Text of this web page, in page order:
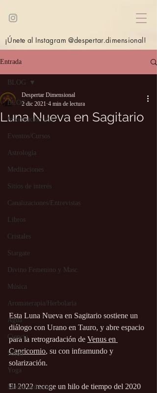
¡Únete al Instagram @despertar.dimensional!
Entrada
BLOG
Información útil
Eventos/Cursos
Astrología
Meditaciones
Sitios de interés
Canalizaciones/Entrevistas
Libros
Cristales
Stargate
Divino Femenino y Masc.
Música
Aromaterapia/Herbolaria
Agua
Ciencia
Salud
Yoga
Medio ambiente
BLOG
Luna Nueva en Sagitario
Despertar Dimensional
2 dic 2021 4 min de lectura
Esta Luna Nueva en Sagitario sostiene un
diálogo con Urano en Tauro, y abre espacio
para la retrogradación de Venus en
Capricornio, su con inframundo y
solarización.
El 2022 recoge un hilo de tiempo del 2020